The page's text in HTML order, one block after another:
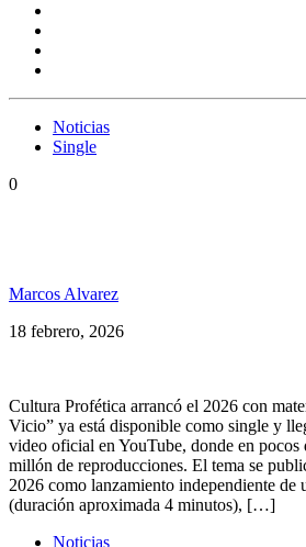
Noticias
Single
0
Marcos Alvarez
18 febrero, 2026
Cultura Profética arrancó el 2026 con
Vicio” ya está disponible como single y
video oficial en YouTube, donde en pocos
millón de reproducciones. El tema se
2026 como lanzamiento independiente de
(duración aproximada 4 minutos), […]
Noticias